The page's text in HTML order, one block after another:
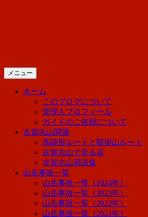
へ
スメニュー
ホーム
このブログについて
管理人プロフィール
ガイドのご依頼について
古賀志山関連
馬蹄形ルートと鞍掛山ルート
古賀志山で見る花
古賀志山用語集
山岳事故一覧
山岳事故一覧（2024年）
山岳事故一覧（2023年）
山岳事故一覧（2022年）
山岳事故一覧（2021年）